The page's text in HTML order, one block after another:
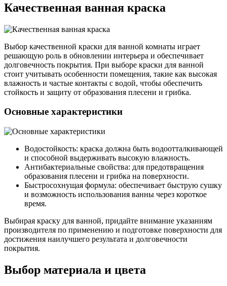
Качественная ванная краска
Выбор качественной краски для ванной комнаты играет
решающую роль в обновлении интерьера и обеспечивает
долговечность покрытия. При выборе краски для ванной
стоит учитывать особенности помещения, такие как высокая
влажность и частые контакты с водой, чтобы обеспечить
стойкость и защиту от образования плесени и грибка.
Основные характеристики
Водостойкость: краска должна быть водоотталкивающей
и способной выдерживать высокую влажность.
Антибактериальные свойства: для предотвращения
образования плесени и грибка на поверхности.
Быстросохнущая формула: обеспечивает быструю сушку
и возможность использования ванны через короткое
время.
Выбирая краску для ванной, придайте внимание указаниям
производителя по применению и подготовке поверхности для
достижения наилучшего результата и долговечности
покрытия.
Выбор материала и цвета